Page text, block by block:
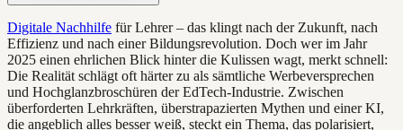
Digitale Nachhilfe für Lehrer – das klingt nach der Zukunft, nach
Effizienz und nach einer Bildungsrevolution. Doch wer im Jahr
2025 einen ehrlichen Blick hinter die Kulissen wagt, merkt schnell:
Die Realität schlägt oft härter zu als sämtliche Werbeversprechen
und Hochglanzbroschüren der EdTech-Industrie. Zwischen
überforderten Lehrkräften, überstrapazierten Mythen und einer KI,
die angeblich alles besser weiß, steckt ein Thema, das polarisiert,